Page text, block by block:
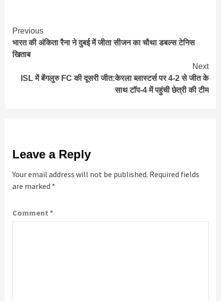
Continue
Reading
Previous
भारत की अंकिता रैना ने दुबई में जीता सीजन का चौथा डबल्स टेनिस
खिताब
Next
ISL में बेंगलुरु FC की दूसरी जीत:केरला ब्लास्टर्स पर 4-2 से जीत के
साथ टॉप-4 में पहुंची छेत्री की टीम
Leave a Reply
Your email address will not be published. Required fields
are marked *
Comment *